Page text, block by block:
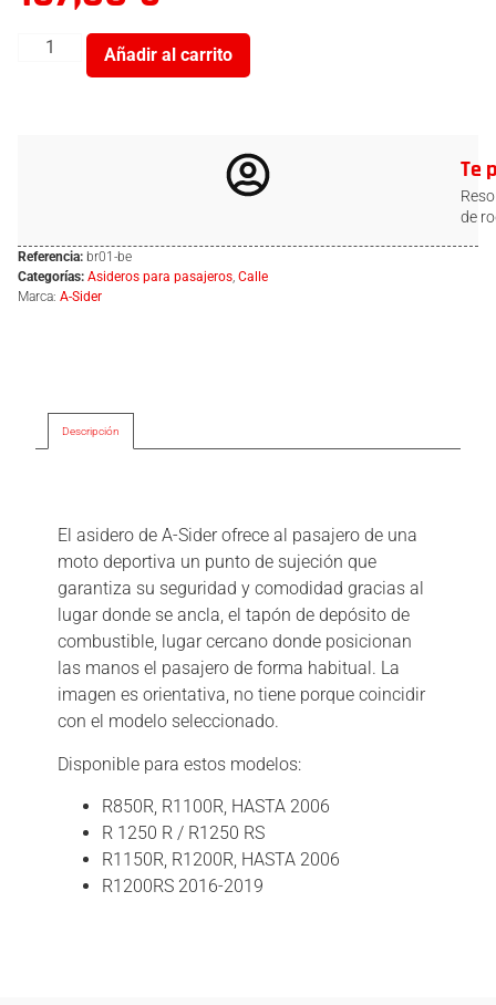
Añadir al carrito
Te
de
Referencia: br01-be
Categorías: Asideros para pasajeros, Calle
Marca: A-Sider
Descripción
El asidero de A-Sider ofrece al pasajero de una
moto deportiva un punto de sujeción que
garantiza su seguridad y comodidad gracias al
lugar donde se ancla, el tapón de depósito de
combustible, lugar cercano donde posicionan
las manos el pasajero de forma habitual. La
imagen es orientativa, no tiene porque coincidir
con el modelo seleccionado.
Disponible para estos modelos:
R850R, R1100R, HASTA 2006
R 1250 R / R1250 RS
R1150R, R1200R, HASTA 2006
R1200RS 2016-2019